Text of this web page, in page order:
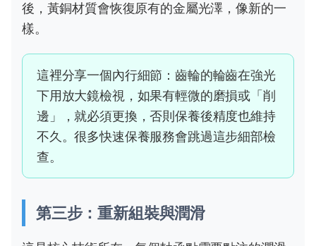
後，黃銅材質會恢復原有的金屬光澤，像新的一
樣。
這裡分享一個內行細節：齒輪的輪齒在強光
下用放大鏡檢視，如果有輕微的磨損或「削
邊」，就必須更換，否則保養後精度也維持
不久。很多快速保養服務會跳過這步細部檢
查。
第三步：重新組裝與潤滑